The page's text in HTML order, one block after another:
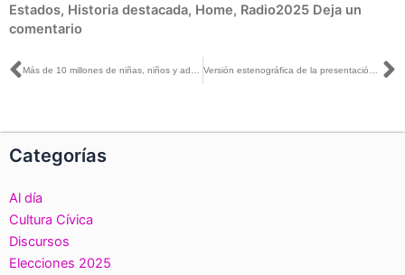
Estados, Historia destacada, Home, Radio2025 Deja un
comentario
Ant
Categorías
Al día
Cultura Cívica
Discursos
Elecciones 2025